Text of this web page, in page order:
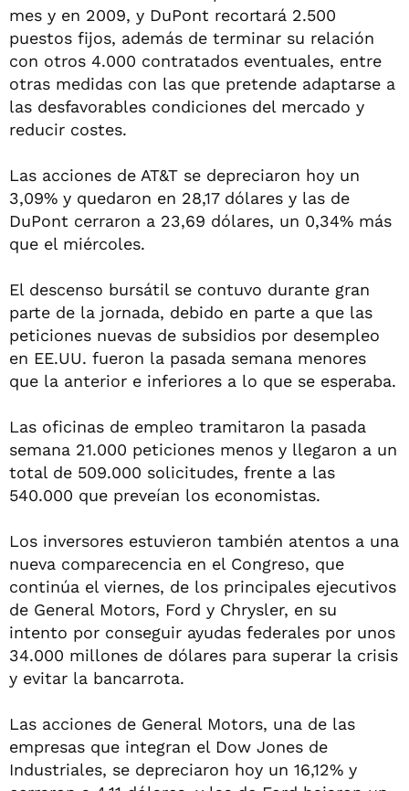
mes y en 2009, y DuPont recortará 2.500
puestos fijos, además de terminar su relación
con otros 4.000 contratados eventuales, entre
otras medidas con las que pretende adaptarse a
las desfavorables condiciones del mercado y
reducir costes.
Las acciones de AT&T se depreciaron hoy un
3,09% y quedaron en 28,17 dólares y las de
DuPont cerraron a 23,69 dólares, un 0,34% más
que el miércoles.
El descenso bursátil se contuvo durante gran
parte de la jornada, debido en parte a que las
peticiones nuevas de subsidios por desempleo
en EE.UU. fueron la pasada semana menores
que la anterior e inferiores a lo que se esperaba.
Las oficinas de empleo tramitaron la pasada
semana 21.000 peticiones menos y llegaron a un
total de 509.000 solicitudes, frente a las
540.000 que preveían los economistas.
Los inversores estuvieron también atentos a una
nueva comparecencia en el Congreso, que
continúa el viernes, de los principales ejecutivos
de General Motors, Ford y Chrysler, en su
intento por conseguir ayudas federales por unos
34.000 millones de dólares para superar la crisis
y evitar la bancarrota.
Las acciones de General Motors, una de las
empresas que integran el Dow Jones de
Industriales, se depreciaron hoy un 16,12% y